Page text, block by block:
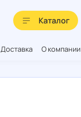
Каталог
Доставка О компании